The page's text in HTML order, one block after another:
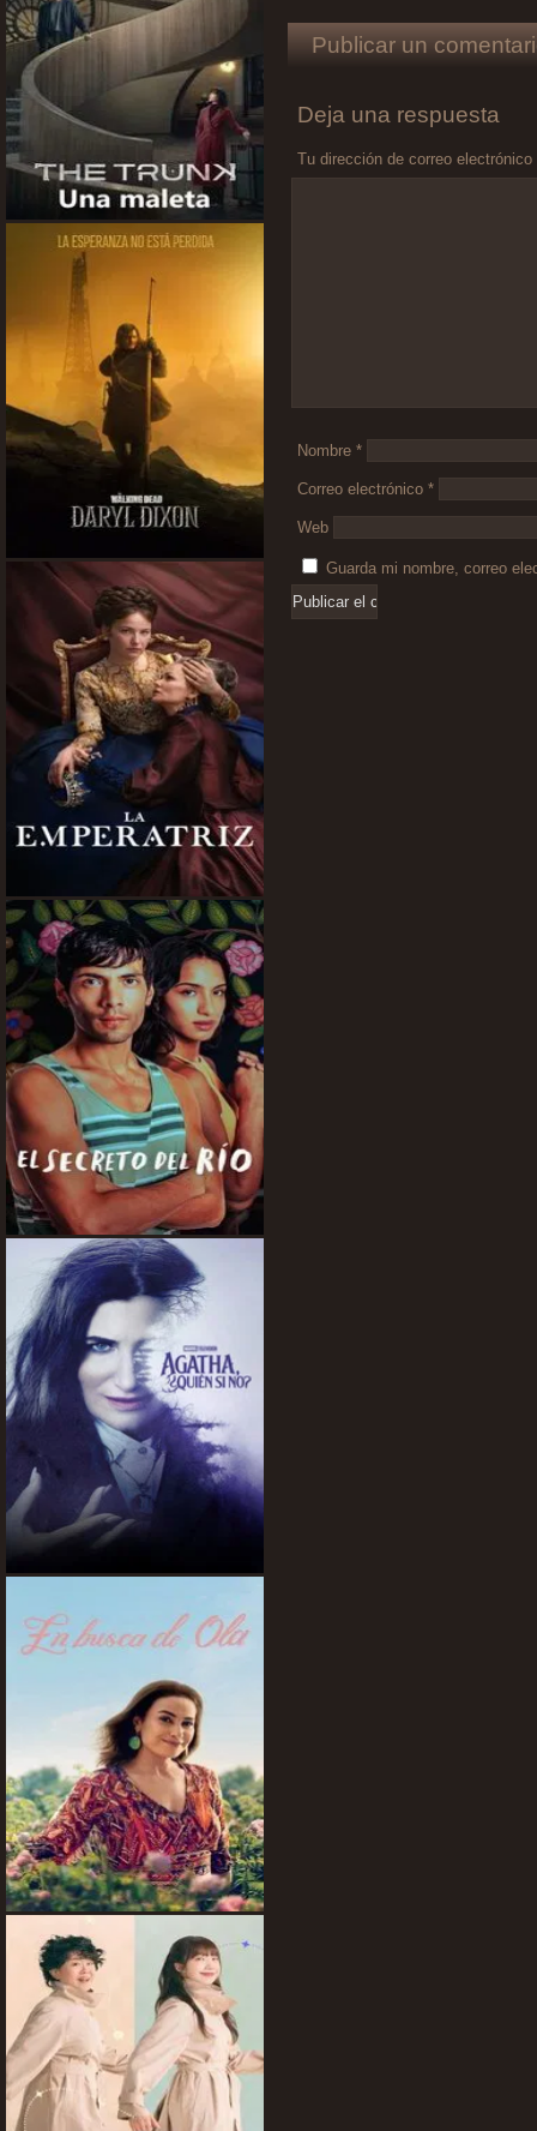
Publicar un
Deja una respuesta
Tu dirección de correo
Nombre *
Correo electrónico *
Web
Guarda mi nombre, correo